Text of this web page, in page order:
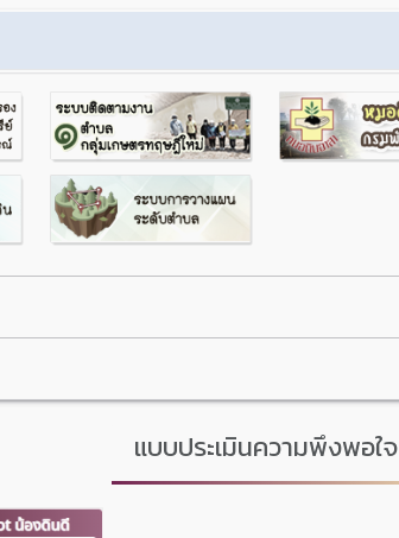
แบบประเมินความพึงพอใจ